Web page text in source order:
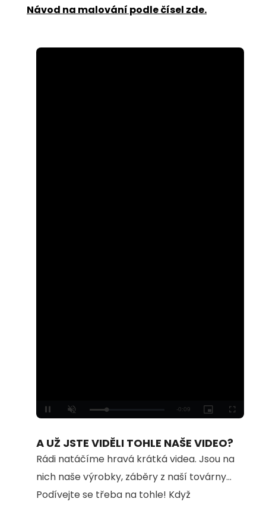
Návod na malování podle čísel zde.
Unmute
100.00%
A UŽ JSTE VIDĚLI TOHLE NAŠE VIDEO?
Rádi natáčíme hravá krátká videa. Jsou na
nich naše výrobky, záběry z naší továrny...
Podívejte se třeba na tohle! Když